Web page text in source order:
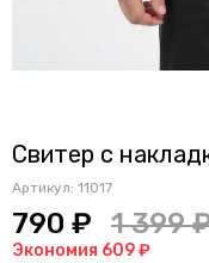
Свитер с
Артикул: 11017
790 ₽ 1 399
Экономия 609 ₽